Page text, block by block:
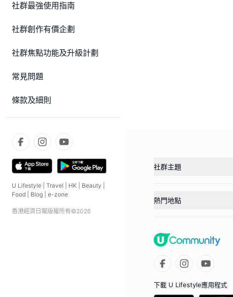
社群最強使用指南
社群創作有價企劃
社群焦點功能及升級計劃
常見問題
條款及細則
U Lifestyle Travel HK Beauty
Food
Blog e-zone
香港經濟日報版權所有©2026
社群主題
熱門地點
下載 U Lifestyle應用程式